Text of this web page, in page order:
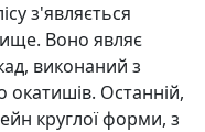
з'являється
Воно являє
виконаний з
Останній,
круглої форми, з